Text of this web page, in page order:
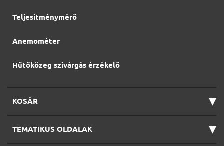
Teljesítménymérő
Anemométer
Hűtőközeg szivárgás érzékelő
KOSÁR ▾
TEMATIKUS OLDALAK ▾